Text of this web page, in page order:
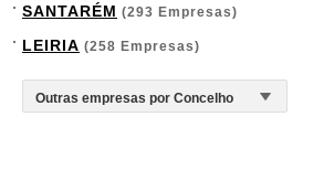
SANTARÉM (293 Empresas)
LEIRIA (258 Empresas)